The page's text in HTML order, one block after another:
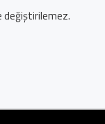
değiştirilemez.